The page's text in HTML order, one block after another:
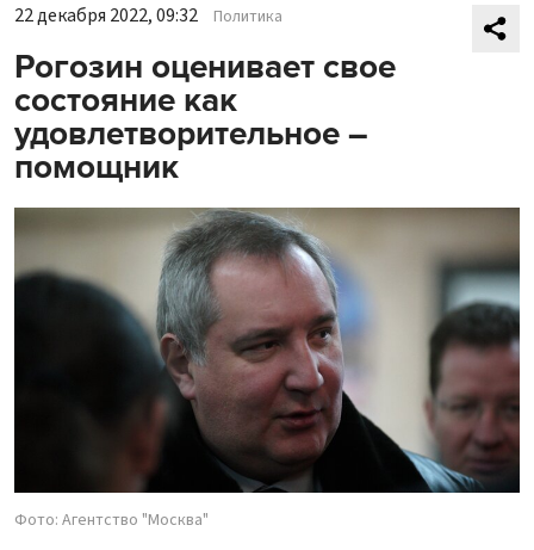
22 декабря 2022, 09:32 Политика
Рогозин оценивает свое
состояние как
удовлетворительное –
помощник
Фото: Агентство "Москва"